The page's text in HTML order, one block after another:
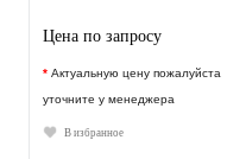
Цена по запросу
* Актуальную цену пожалуйста
уточните у менеджера
В избранное